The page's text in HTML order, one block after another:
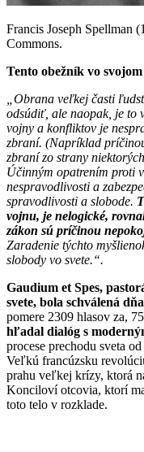
Francis Joseph Spellman
Commons.
Tento obežník vo
„Obrana veľkej časti
odsúdiť, ale naopak, je to
vojny a konfliktov je
zbraní. (Napríklad
zbraní zo strany
Účinným opatrením proti
nespravodlivosti a
spravodlivosti a slobode.
vojnu, je nelogické,
zákon sú príčinou
Zaradenie týchto
slobody vo svete.“.
Gaudium et Spes,
svete, bola schválená
pomere 2309 hlasov za,
hľadal dialóg s
procese prechodu sveta
Veľkú francúzsku
prahu veľkej krízy, ktorá
Konciloví otcovia, ktorí
toto telo v rozklade.